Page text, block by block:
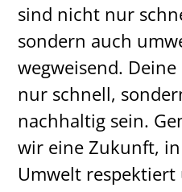
sind nicht nur
sondern auch
wegweisend.
nur schnell,
nachhaltig sein.
wir eine Zukunft,
Umwelt